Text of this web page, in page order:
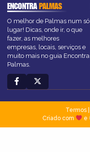
ENCONTRAPALMAS
O melhor de Palmas num só
lugar! Dicas, onde ir, o que
fazer, as melhores
empresas, locais, serviços e
muito mais no guia Encontra
Palmas.
Termos|
Criado com
e